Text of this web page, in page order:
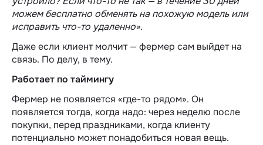
можем бесплатно обменять на похожую модель или
исправить что-то удаленно».
Даже если клиент молчит — фермер сам выйдет на
связь. По делу, в тему.
Работает по таймингу
Фермер не появляется «где-то рядом». Он
появляется тогда, когда надо: через неделю после
покупки, перед праздниками, когда клиенту
потенциально может понадобиться новая вещь.